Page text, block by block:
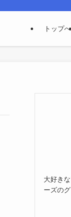
トップへ
大好き
ーズの